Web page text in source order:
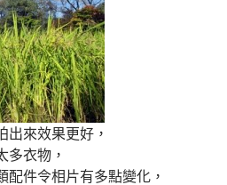
出來效果更好，
多衣物，
配件令相片有多點變化，